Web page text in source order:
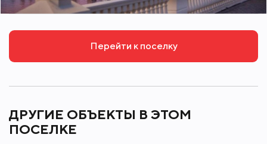
"Novaya Riga Outlet Villlage" с супермаркетом
Перейти к поселку
ДРУГИЕ ОБЪЕКТЫ В ЭТОМ
ПОСЕЛКЕ